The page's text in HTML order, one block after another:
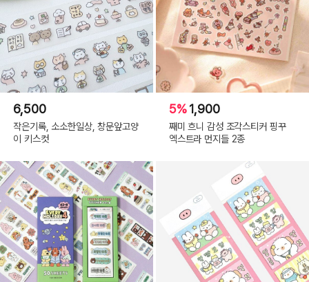
6,500
작은기록, 소소한일상, 창문앞고양
이 키스컷
5%1,900
째미 흐니 감성 조각스티커 핑꾸
엑스트라 먼지들 2종